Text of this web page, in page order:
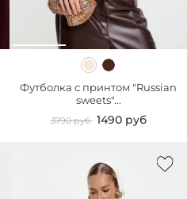
Футболка с принтом "Russian
sweets"...
3790 руб 1490 руб